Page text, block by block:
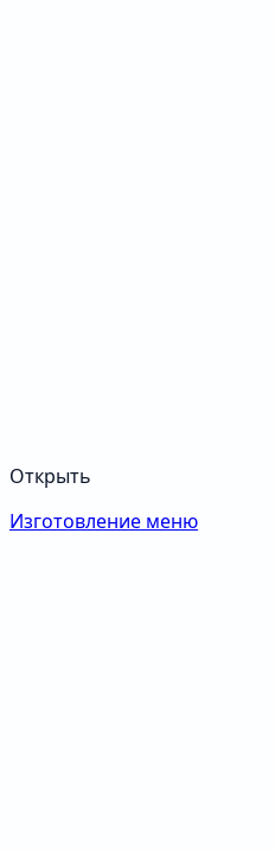
Открыть
Изготовление меню